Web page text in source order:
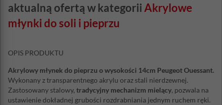
aktualną ofertą w kategoriiAkrylowe
młynki do soli i pieprzu
OPIS PRODUKTU
Akrylowy młynek do pieprzu o wysokości 14cm Peugeot Ouessant.
Wykonany z transparentnego akrylu oraz stali nierdzewnej.
Zastosowany stalowy, tradycyjny mechanizm mielący, pozwala na
ustawienie dokładnej grubości rozdrabniania jednym ruchem ręki.